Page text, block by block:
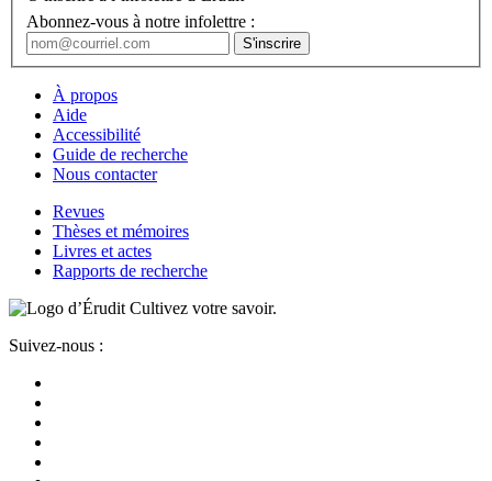
Abonnez-vous à notre infolettre :
À propos
Aide
Accessibilité
Guide de recherche
Nous contacter
Revues
Thèses et mémoires
Livres et actes
Rapports de recherche
Cultivez votre savoir.
Suivez-nous :